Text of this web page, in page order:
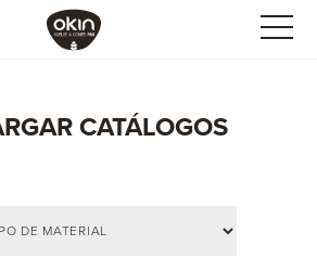
CATÁLOGOS